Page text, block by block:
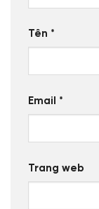
Tên *
Email *
Trang web